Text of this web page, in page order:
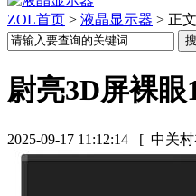
ZOL首页 > 液晶显示器 > 正文
尉亮3D屏裸
2025-09-17 11:12:14 [ 中关